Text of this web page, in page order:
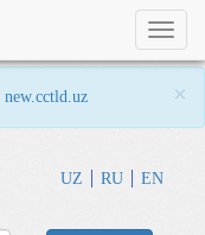
new.cctld.uz ×
UZ RU EN
Toggle